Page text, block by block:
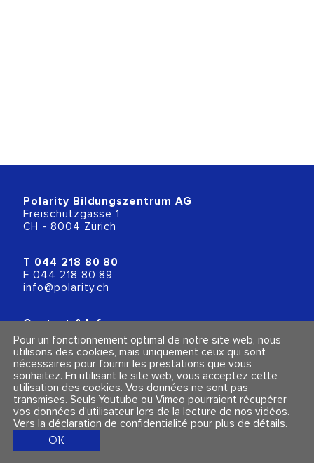
Polarity Bildungszentrum AG
Freischützgasse 1
CH - 8004 Zürich
T 044 218 80 80
F 044 218 80 89
info@polarity.ch
Contact & Info
Conditions générales
Mentions légales et politique de confidentialité
Suivez-nous
Pour un fonctionnement optimal de notre site web, nous
utilisons des cookies, mais uniquement ceux qui sont
nécessaires pour fournir les prestations que vous
souhaitez. En utilisant le site web, vous acceptez cette
utilisation des cookies. Vos données ne sont pas
transmises. Seuls Youtube ou Vimeo pourraient récupérer
vos données d'utilisateur lors de la lecture de nos vidéos.
Vers la déclaration de confidentialité pour plus de détails.
OK